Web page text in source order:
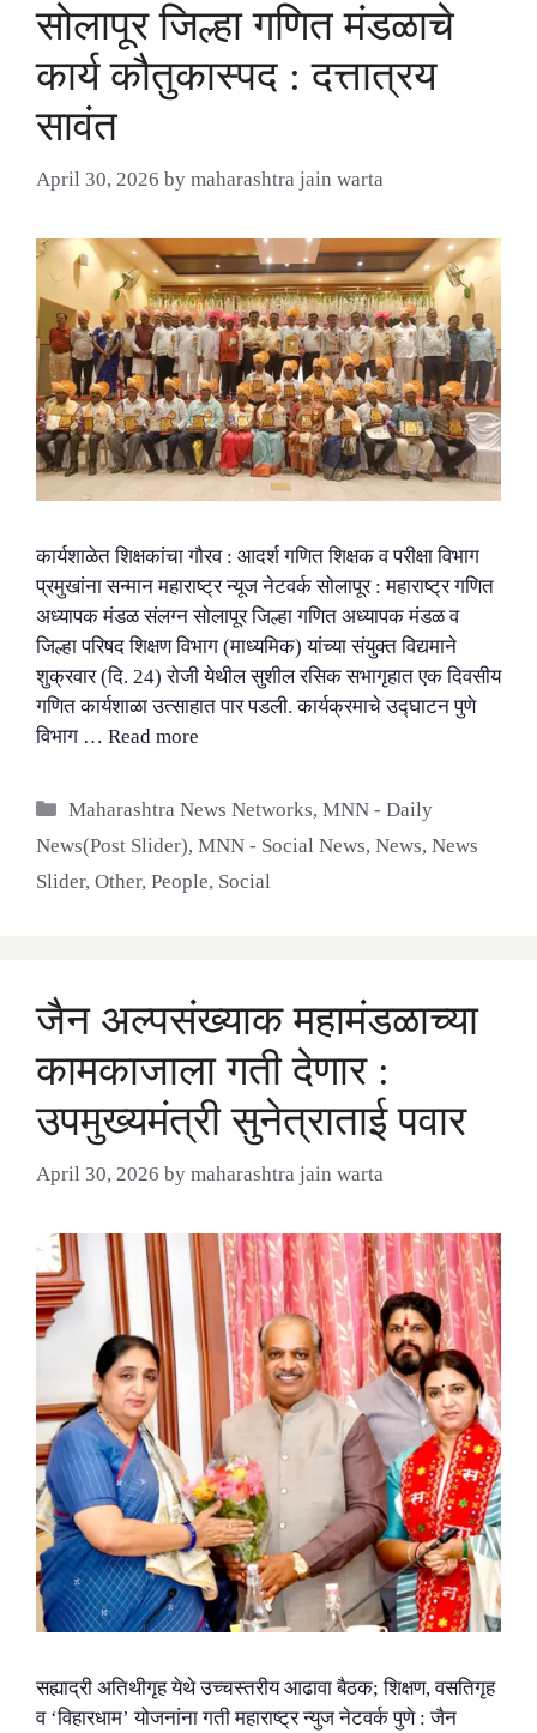
सोलापूर जिल्हा गणित मंडळाचे
कार्य कौतुकास्पद : दत्तात्रय
सावंत
April 30, 2026 by maharashtra jain warta
कार्यशाळेत शिक्षकांचा गौरव : आदर्श गणित शिक्षक व परीक्षा विभाग
प्रमुखांना सन्मान महाराष्ट्र न्यूज नेटवर्क सोलापूर : महाराष्ट्र गणित
अध्यापक मंडळ संलग्न सोलापूर जिल्हा गणित अध्यापक मंडळ व
जिल्हा परिषद शिक्षण विभाग (माध्यमिक) यांच्या संयुक्त विद्यमाने
शुक्रवार (दि. 24) रोजी येथील सुशील रसिक सभागृहात एक दिवसीय
गणित कार्यशाळा उत्साहात पार पडली. कार्यक्रमाचे उद्घाटन पुणे
विभाग … Read more
Categories
Maharashtra News Networks,MNN - Daily
News(Post Slider), MNN - Social News, News, News
Slider, Other, People, Social
जैन अल्पसंख्याक महामंडळाच्या
कामकाजाला गती देणार :
उपमुख्यमंत्री सुनेत्राताई पवार
April 30, 2026 by maharashtra jain warta
सह्याद्री अतिथीगृह येथे उच्चस्तरीय आढावा बैठक; शिक्षण, वसतिगृह
व ‘विहारधाम’ योजनांना गती महाराष्ट्र न्युज नेटवर्क पुणे : जैन